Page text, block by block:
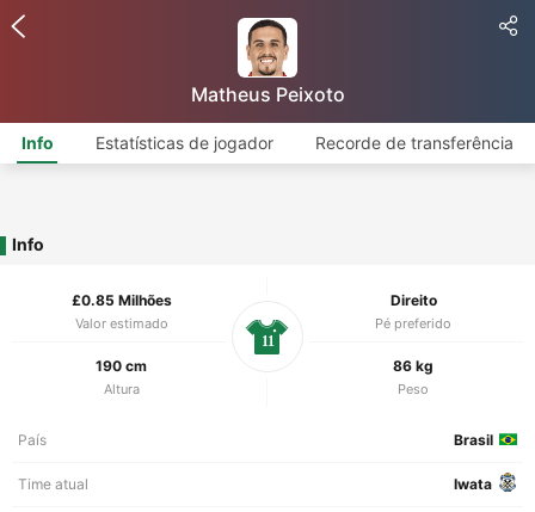
Matheus Peixoto
Info Estatísticas de jogador Recorde de transferência
Info
£0.85 Milhões
Valor estimado
Direito
Pé preferido
190 cm
Altura
86 kg
Peso
11
País Brasil
Time atual Iwata